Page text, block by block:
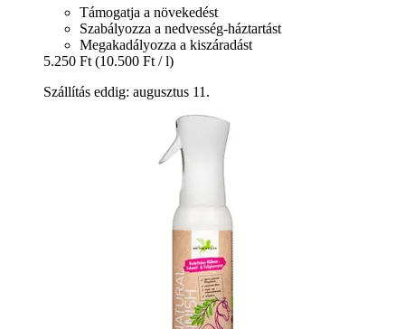
Támogatja a növekedést
Szabályozza a nedvesség-háztartást
Megakadályozza a kiszáradást
5.250 Ft (10.500 Ft / l)
Szállítás eddig: augusztus 11.